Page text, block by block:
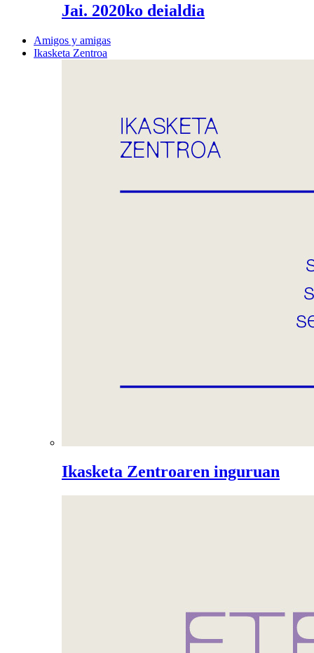
Jai. 2020ko deialdia
Amigos y amigas
Ikasketa Zentroa
Ikasketa Zentroaren inguruan